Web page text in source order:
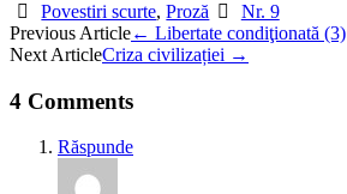
Povestiri scurte,Proză Nr. 9
Post
navigation
Previous Article← Libertate condiţionată (3)
Next ArticleCriza civilizației →
4 Comments
Răspunde